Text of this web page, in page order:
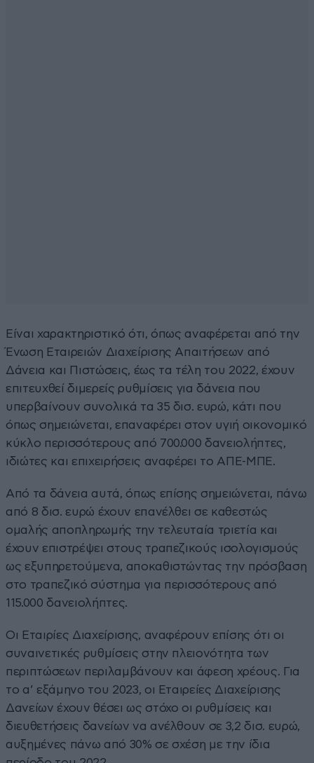
Είναι χαρακτηριστικό ότι, όπως αναφέρεται από την
Ένωση Εταιρειών Διαχείρισης Απαιτήσεων από
Δάνεια και Πιστώσεις, έως τα τέλη του 2022, έχουν
επιτευχθεί διμερείς ρυθμίσεις για δάνεια που
υπερβαίνουν συνολικά τα 35 δισ. ευρώ, κάτι που
όπως σημειώνεται, επαναφέρει στον υγιή οικονομικό
κύκλο περισσότερους από 700.000 δανειολήπτες,
ιδιώτες και επιχειρήσεις αναφέρει το ΑΠΕ-ΜΠΕ.
Από τα δάνεια αυτά, όπως επίσης σημειώνεται, πάνω
από 8 δισ. ευρώ έχουν επανέλθει σε καθεστώς
ομαλής αποπληρωμής την τελευταία τριετία και
έχουν επιστρέψει στους τραπεζικούς ισολογισμούς
ως εξυπηρετούμενα, αποκαθιστώντας την πρόσβαση
στο τραπεζικό σύστημα για περισσότερους από
115.000 δανειολήπτες.
Οι Εταιρίες Διαχείρισης, αναφέρουν επίσης ότι οι
συναινετικές ρυθμίσεις στην πλειονότητα των
περιπτώσεων περιλαμβάνουν και άφεση χρέους. Για
το α’ εξάμηνο του 2023, οι Εταιρείες Διαχείρισης
Δανείων έχουν θέσει ως στόχο οι ρυθμίσεις και
διευθετήσεις δανείων να ανέλθουν σε 3,2 δισ. ευρώ,
αυξημένες πάνω από 30% σε σχέση με την ίδια